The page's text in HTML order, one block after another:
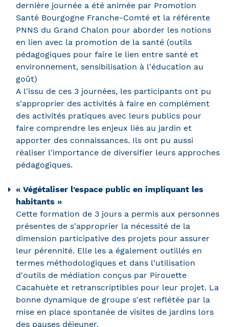
dernière journée a été animée par Promotion
Santé Bourgogne Franche-Comté et la référente
PNNS du Grand Chalon pour aborder les notions
en lien avec la promotion de la santé (outils
pédagogiques pour faire le lien entre santé et
environnement, sensibilisation à l'éducation au
goût)
A l'issu de ces 3 journées, les participants ont pu
s'approprier des activités à faire en complément
des activités pratiques avec leurs publics pour
faire comprendre les enjeux liés au jardin et
apporter des connaissances. Ils ont pu aussi
réaliser l'importance de diversifier leurs approches
pédagogiques.
« Végétaliser l'espace public en impliquant les
habitants »
Cette formation de 3 jours a permis aux personnes
présentes de s'approprier la nécessité de la
dimension participative des projets pour assurer
leur pérennité. Elle les a également outillés en
termes méthodologiques et dans l'utilisation
d'outils de médiation conçus par Pirouette
Cacahuète et retranscriptibles pour leur projet. La
bonne dynamique de groupe s'est reflétée par la
mise en place spontanée de visites de jardins lors
des pauses déjeuner.